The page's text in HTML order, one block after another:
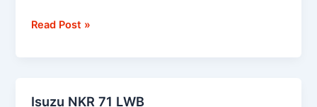
unit
Read Post »
Isuzu NKR 71 LWB
Isuzu